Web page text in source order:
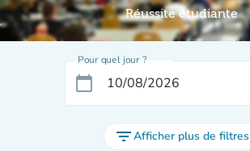
Réussite étudiante
Pour quel jour ?
calendar_today
filter_listAfficher plus de filtres